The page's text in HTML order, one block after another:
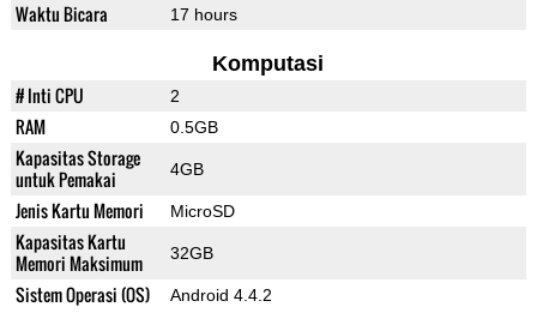
Waktu Bicara 17 hours
Komputasi
# Inti CPU 2
RAM 0.5GB
Kapasitas Storage
untuk Pemakai
4GB
Jenis Kartu Memori MicroSD
Kapasitas Kartu
Memori Maksimum
32GB
Sistem Operasi (OS) Android 4.4.2